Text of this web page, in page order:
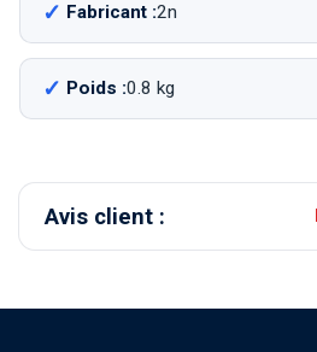
Fabricant :2n
Poids :0.8 kg
Avis client :